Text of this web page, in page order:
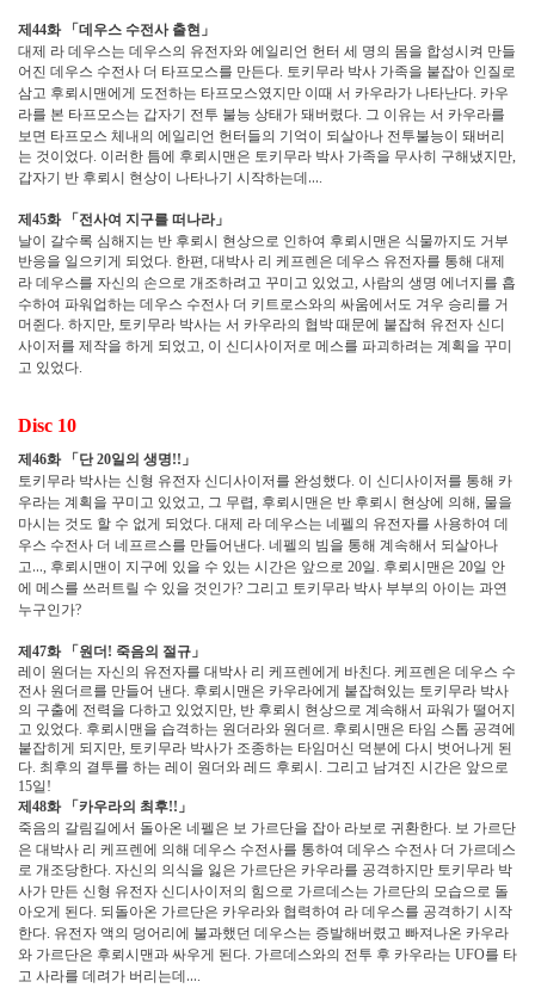
제44화 「데우스 수전사 출현 」
대제 라 데우스는 데우스의 유전자와 에일리언 헌터 세 명의 몸을 합성시켜 만들
어진 데우스 수전사 더 타프모스를 만든다. 토키무라 박사 가족을 붙잡아 인질로
삼고 후뢰시맨에게 도전하는 타프모스였지만 이때 서 카우라가 나타난다. 카우
라를 본 타프모스는 갑자기 전투 불능 상태가 돼버렸다. 그 이유는 서 카우라를
보면 타프모스 체내의 에일리언 헌터들의 기억이 되살아나 전투불능이 돼버리
는 것이었다. 이러한 틈에 후뢰시맨은 토키무라 박사 가족을 무사히 구해냈지만,
갑자기 반 후뢰시 현상이 나타나기 시작하는데….
제45화 「전사여 지구를 떠나라」
날이 갈수록 심해지는 반 후뢰시 현상으로 인하여 후뢰시맨은 식물까지도 거부
반응을 일으키게 되었다. 한편, 대박사 리 케프렌은 데우스 유전자를 통해 대제
라 데우스를 자신의 손으로 개조하려고 꾸미고 있었고, 사람의 생명 에너지를 흡
수하여 파워업하는 데우스 수전사 더 키트로스와의 싸움에서도 겨우 승리를 거
머쥔다. 하지만, 토키무라 박사는 서 카우라의 협박 때문에 붙잡혀 유전자 신디
사이저를 제작을 하게 되었고, 이 신디사이저로 메스를 파괴하려는 계획을 꾸미
고 있었다.
Disc 10
제46화 「단20일의 생명!! 」
토키무라 박사는 신형 유전자 신디사이저를 완성했다. 이 신디사이저를 통해 카
우라는 계획을 꾸미고 있었고, 그 무렵, 후뢰시맨은 반 후뢰시 현상에 의해, 물을
마시는 것도 할 수 없게 되었다. 대제 라 데우스는 네펠의 유전자를 사용하여 데
우스 수전사 더 네프르스를 만들어낸다. 네펠의 빔을 통해 계속해서 되살아나
고…, 후뢰시맨이 지구에 있을 수 있는 시간은 앞으로 20일. 후뢰시맨은 20일 안
에 메스를 쓰러트릴 수 있을 것인가? 그리고 토키무라 박사 부부의 아이는 과연
누구인가?
제47화 「원더! 죽음의 절규 」
레이 원더는 자신의 유전자를 대박사 리 케프렌에게 바친다. 케프렌은 데우스 수
전사 원더르를 만들어 낸다. 후뢰시맨은 카우라에게 붙잡혀있는 토키무라 박사
의 구출에 전력을 다하고 있었지만, 반 후뢰시 현상으로 계속해서 파워가 떨어지
고 있었다. 후뢰시맨을 습격하는 원더라와 원더르. 후뢰시맨은 타임 스톱 공격에
붙잡히게 되지만, 토키무라 박사가 조종하는 타임머신 덕분에 다시 벗어나게 된
다. 최후의 결투를 하는 레이 원더와 레드 후뢰시 . 그리고 남겨진 시간은 앞으로
15일!
제48화 「카우라의 최후!! 」
죽음의 갈림길에서 돌아온 네펠은 보 가르단을 잡아 라보로 귀환한다. 보 가르단
은 대박사 리 케프렌에 의해 데우스 수전사를 통하여 데우스 수전사 더 가르데스
로 개조당한다. 자신의 의식을 잃은 가르단은 카우라를 공격하지만 토키무라 박
사가 만든 신형 유전자 신디사이저의 힘으로 가르데스는 가르단의 모습으로 돌
아오게 된다. 되돌아온 가르단은 카우라와 협력하여 라 데우스를 공격하기 시작
한다. 유전자 액의 덩어리에 불과했던 데우스는 증발해버렸고 빠져나온 카우라
와 가르단은 후뢰시맨과 싸우게 된다. 가르데스와의 전투 후 카우라는 UFO를 타
고 사라를 데려가 버리는데….